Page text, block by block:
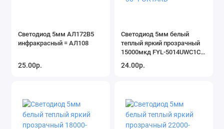
Светодиод 5мм АЛ172В5
инфракрасный = АЛ108
25.00р.
Светодиод 5мм белый
теплый яркий прозрачный
15000мкд FYL-5014UWC1C-
24.00р.